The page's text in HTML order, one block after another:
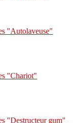
"Autolaveuse"
"Chariot"
"Destructeur gum"